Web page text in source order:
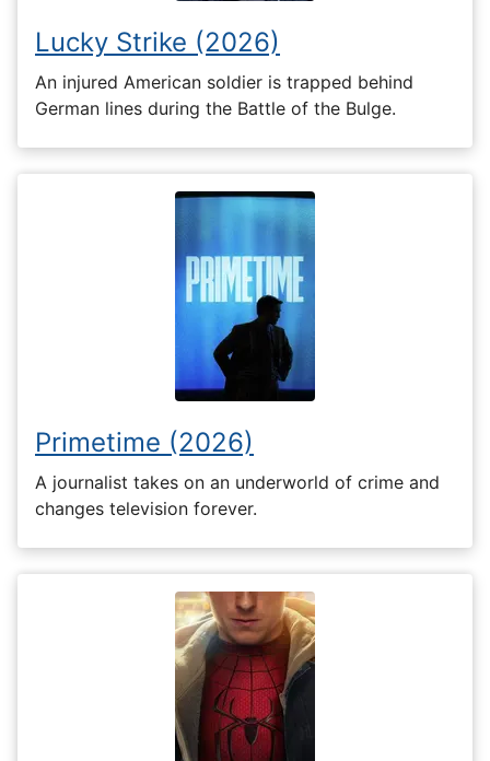
Lucky Strike (2026)
An injured American soldier is trapped behind
German lines during the Battle of the Bulge.
Primetime (2026)
A journalist takes on an underworld of crime and
changes television forever.